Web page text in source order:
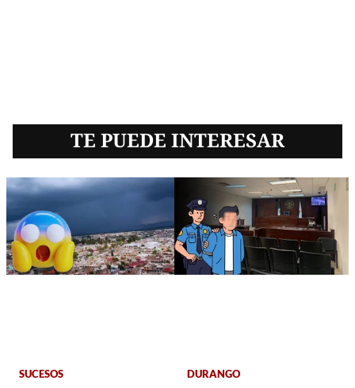
TE PUEDE INTERESAR
SUCESOS DURANGO